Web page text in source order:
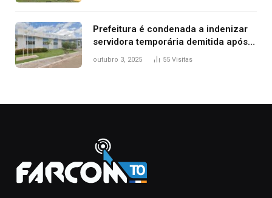
Prefeitura é condenada a indenizar
servidora temporária demitida após
nascimento da filha
outubro 3, 2025 55 Visitas